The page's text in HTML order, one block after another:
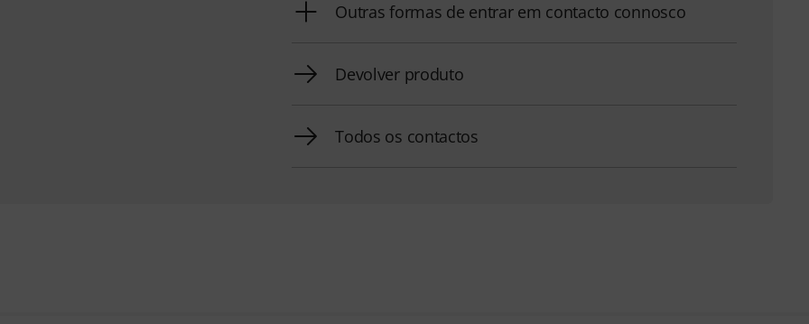
Outras formas de entrar em contacto connosco
Devolver produto
Todos os contactos